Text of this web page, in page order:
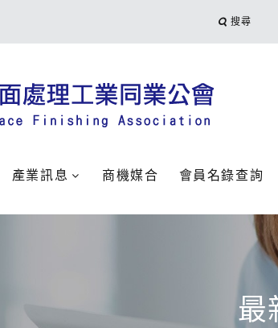
搜尋
產業訊息 商機媒合 會員名錄查詢
最